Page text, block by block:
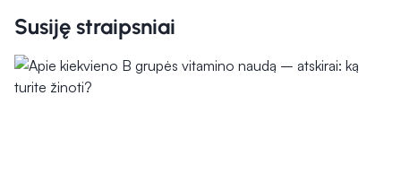
Susiję straipsniai